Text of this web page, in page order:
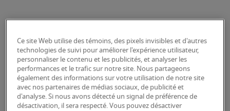
Fourchette salariale nationale
pour un Commis à la
facturation
Ce site Web utilise des témoins, des pixels invisibles et d'autres
technologies de suivi pour améliorer l'expérience utilisateur,
personnaliser le contenu et les publicités, et analyser les
performances et le trafic sur notre site. Nous partageons
également des informations sur votre utilisation de notre site
avec nos partenaires de médias sociaux, de publicité et
d'analyse. Si nous avons détecté un signal de préférence de
désactivation, il sera respecté. Vous pouvez désactiver